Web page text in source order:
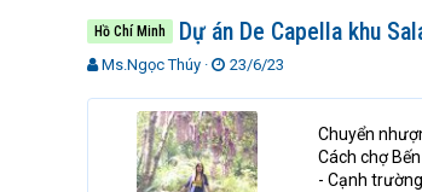
Hồ Chí Minh Dự án De Capella khu
T
Ms.Ngọc Thúy
N
à
y
g
ử
23/6/23
Chuyển
Cách chợ
- Cạnh